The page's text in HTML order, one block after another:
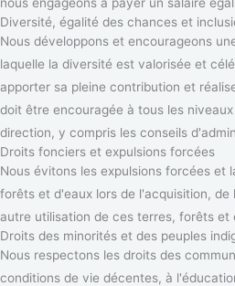
Diversité, égalité des chances et
Nous développons et encourageons
laquelle la diversité est valorisée et
apporter sa pleine contribution et
doit être encouragée à tous les
direction, y compris les conseils
Droits fonciers et expulsions forcées
Nous évitons les expulsions forcées et
forêts et d'eaux lors de l'acquisition, de
autre utilisation de ces terres, forêts et
Droits des minorités et des peuples
Nous respectons les droits des
conditions de vie décentes, à